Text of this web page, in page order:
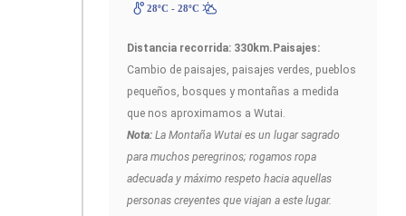
28ºC - 28ºC
Distancia recorrida: 330km.Paisajes:
Cambio de paisajes, paisajes verdes, pueblos
pequeños, bosques y montañas a medida
que nos aproximamos a Wutai.
Nota: La Montaña Wutai es un lugar sagrado
para muchos peregrinos; rogamos ropa
adecuada y máximo respeto hacia aquellas
personas creyentes que viajan a este lugar.